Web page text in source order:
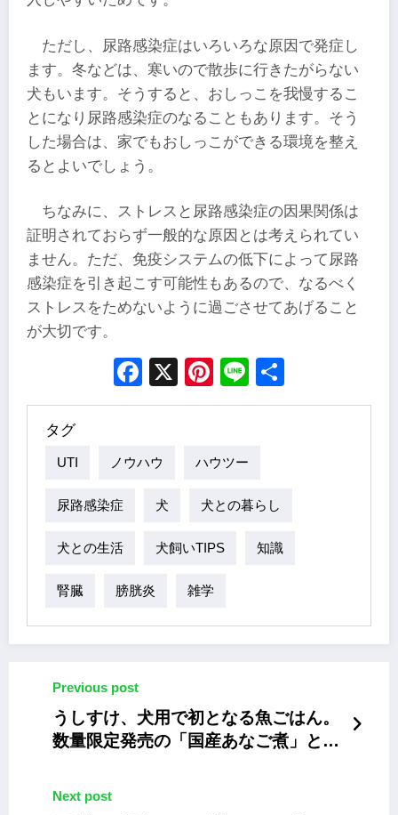
ただし、尿路感染症はいろいろな原因で発症し
ます。冬などは、寒いので散歩に行きたがらない
犬もいます。そうすると、おしっこを我慢するこ
とになり尿路感染症のなることもあります。そう
した場合は、家でもおしっこができる環境を整え
るとよいでしょう。
ちなみに、ストレスと尿路感染症の因果関係は
証明されておらず一般的な原因とは考えられてい
ません。ただ、免疫システムの低下によって尿路
感染症を引き起こす可能性もあるので、なるべく
ストレスをためないように過ごさせてあげること
が大切です。
Facebook
X Pinterest
Line
タグ
UTI ノウハウ ハウツー
尿路感染症 犬 犬との暮らし
犬との生活 犬飼いTIPS 知識
腎臓 膀胱炎 雑学
Previous post
うしすけ、犬用で初となる魚ごはん。
数量限定発売の「国産あなご煮」と
Next post